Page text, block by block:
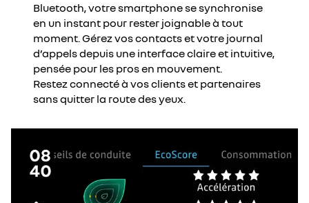
Bluetooth, votre smartphone se synchronise
en un instant pour rester joignable à tout
moment. Gérez vos contacts et votre journal
d’appels depuis une interface claire et intuitive,
pensée pour les pros en mouvement.
Restez connecté à vos clients et partenaires
sans quitter la route des yeux.